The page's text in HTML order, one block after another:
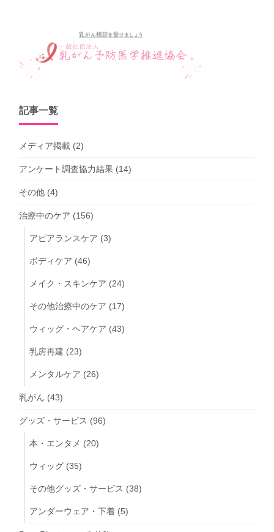
記事一覧
メディア掲載 (2)
アンケート調査協力結果 (14)
その他 (4)
治療中のケア (156)
アピアランスケア (3)
ボディケア (46)
メイク・スキンケア (24)
その他治療中のケア (17)
ウィッグ・ヘアケア (43)
乳房再建 (23)
メンタルケア (26)
乳がん (43)
グッズ・サービス (96)
本・エンタメ (20)
ウィッグ (35)
その他グッズ・サービス (38)
アンダーウェア・下着 (5)